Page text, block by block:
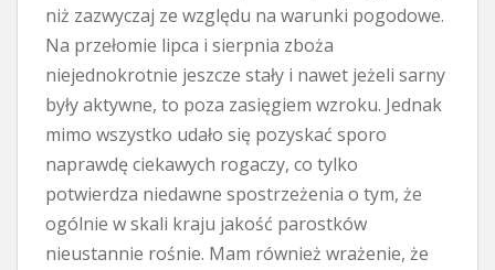
niż zazwyczaj ze względu na warunki pogodowe.
Na przełomie lipca i sierpnia zboża
niejednokrotnie jeszcze stały i nawet jeżeli sarny
były aktywne, to poza zasięgiem wzroku. Jednak
mimo wszystko udało się pozyskać sporo
naprawdę ciekawych rogaczy, co tylko
potwierdza niedawne spostrzeżenia o tym, że
ogólnie w skali kraju jakość parostków
nieustannie rośnie. Mam również wrażenie, że